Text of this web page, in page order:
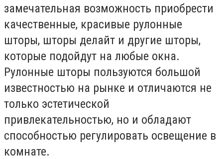
замечательная возможность приобрести
качественные, красивые рулонные
шторы, шторы делайт и другие шторы,
которые подойдут на любые окна.
Рулонные шторы пользуются большой
известностью на рынке и отличаются не
только эстетической
привлекательностью, но и обладают
способностью регулировать освещение в
комнате.